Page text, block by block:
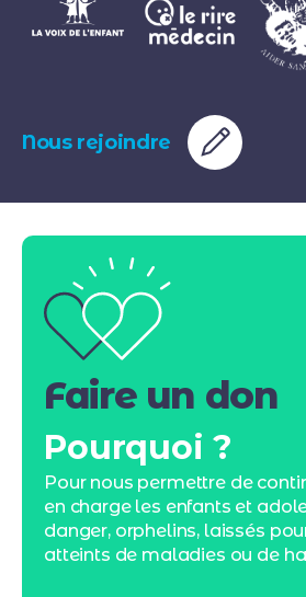
Nous rejoindre
Faire un don
Pourquoi ?
Pour nous permettre de
en charge les enfants et
danger, orphelins, laissés
atteints de maladies ou de